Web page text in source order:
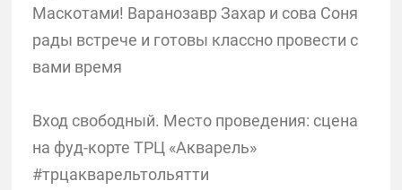
Маскотами! Варанозавр Захар и сова Соня
рады встрече и готовы классно провести с
вами время
Вход свободный. Место проведения: сцена
на фуд-корте ТРЦ «Акварель»
#трцакварельтольятти